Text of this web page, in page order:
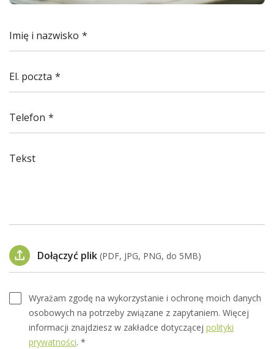
Imię i nazwisko
El. poczta
Telefon
Tekst
Dołączyć plik (PDF, JPG, PNG, do 5MB)
Wyrażam zgodę na wykorzystanie i ochronę moich danych
osobowych na potrzeby związane z zapytaniem. Więcej
informacji znajdziesz w zakładce dotyczącej polityki
prywatności. *